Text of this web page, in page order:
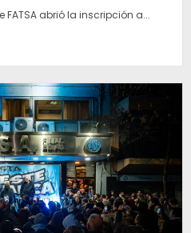
abrió la inscripción a...